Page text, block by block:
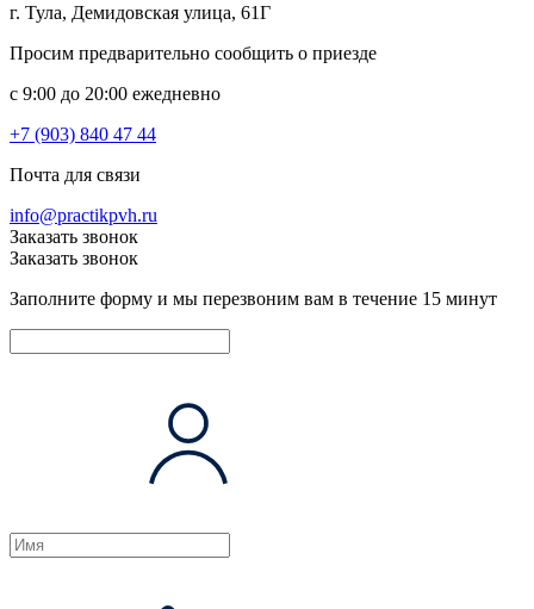
г. Тула, Демидовская улица, 61Г
Просим предварительно сообщить о приезде
c 9:00 до 20:00 ежедневно
+7 (903) 840 47 44
Почта для связи
info@practikpvh.ru
Заказать звонок
Заказать звонок
Заполните форму и мы перезвоним вам в течение 15 минут